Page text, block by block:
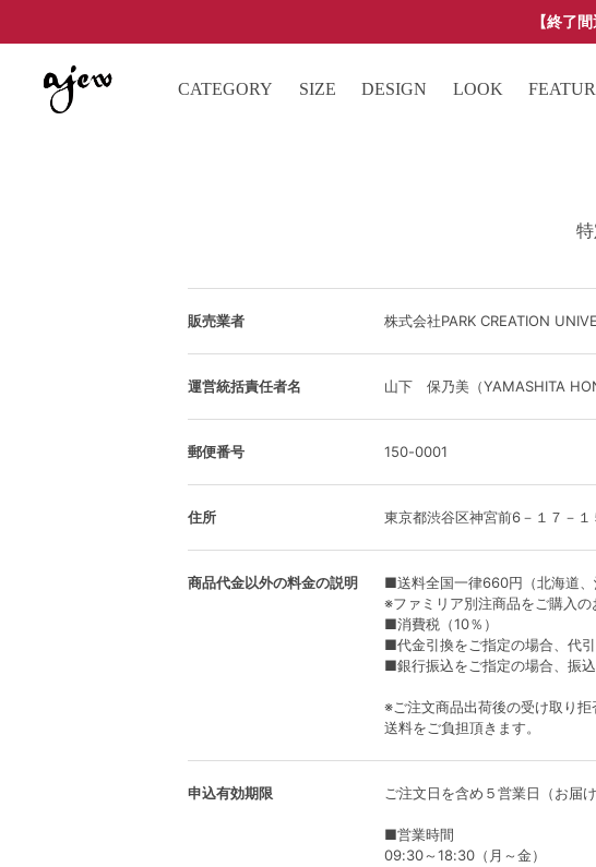
【終了
CATEGORY
SIZE DESIGN LOOK
販売業者 株式会社PARK CREATION
運営統括責任者名 山下 保乃美（YAMASHITA
郵便番号 150-0001
住所 東京都渋谷区神宮前6－１７－
商品代金以外の料金の説明
■送料全国一律660円（北海道
※ファミリア別注商品をご購入
■消費税（10％）
■代金引換をご指定の場合、代
■銀行振込をご指定の場合、振
※ご注文商品出荷後の受け取り
送料をご負担頂きます。
申込有効期限 ご注文日を含め５営業日（お届
■営業時間
09:30～18:30（月～金）